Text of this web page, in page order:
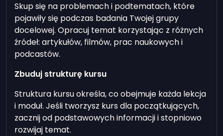
Skup się na problemach i podtematach, które
pojawiły się podczas badania Twojej grupy
docelowej. Opracuj temat korzystając z różnych
źródeł: artykułów, filmów, prac naukowych i
podcastów.
Zbuduj strukturę kursu
Struktura kursu określa, co obejmuje każda lekcja
i moduł. Jeśli tworzysz kurs dla początkujących,
zacznij od podstawowych informacji i stopniowo
rozwijaj temat.